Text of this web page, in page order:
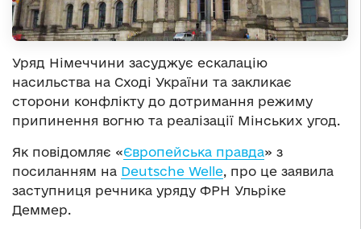
Уряд Німеччини засуджує ескалацію
насильства на Сході України та закликає
сторони конфлікту до дотримання режиму
припинення вогню та реалізації Мінських угод.
Як повідомляє «Європейська правда» з
посиланням на Deutsche Welle, про це заявила
заступниця речника уряду ФРН Ульріке
Деммер.